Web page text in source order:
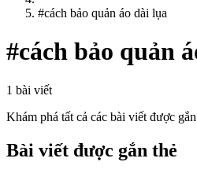
#cách bảo quản áo dài lụa
#cách bảo quản
1 bài viết
Khám phá tất cả các bài viết được
Bài viết được gắn thẻ